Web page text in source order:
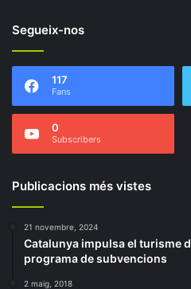
Segueix-nos
117
Fans
0
Subscribers
Publicacions més vistes
21 novembre, 2024
Catalunya impulsa el turisme
programa de subvencions
2 maig, 2018